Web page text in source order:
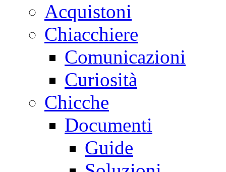
Acquistoni
Chiacchiere
Comunicazioni
Curiosità
Chicche
Documenti
Guide